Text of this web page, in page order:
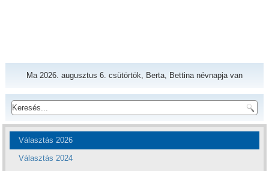
Ma 2026. augusztus 6. csütörtök, Berta, Bettina névnapja van
Választás 2026
Választás 2024